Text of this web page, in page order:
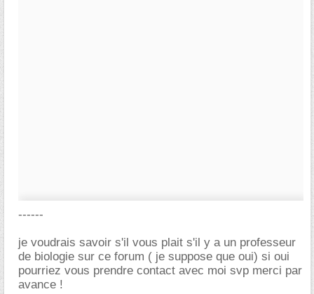
------
je voudrais savoir s'il vous plait s'il y a un professeur
de biologie sur ce forum ( je suppose que oui) si oui
pourriez vous prendre contact avec moi svp merci par
avance !